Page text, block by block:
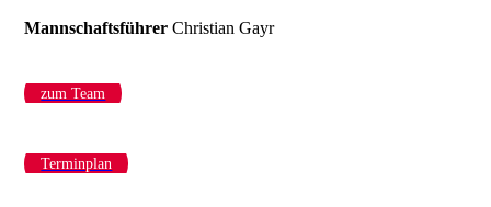
Mannschaftsführer Christian Gayr
zum Team
Terminplan